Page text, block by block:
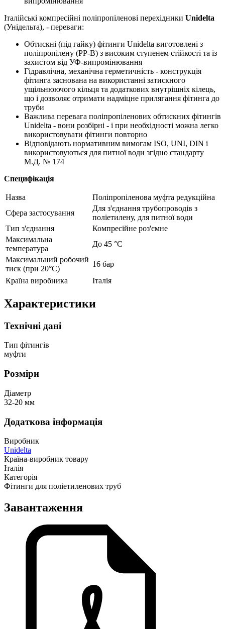
Італійські компресійні поліпропіленові перехідники Unidelta
(Унідельта), - переваги:
Обтискні (під гайку) фітинги Unidelta виготовлені з
поліпропілену (PP-B) з високим ступенем стійкості та із
захистом від УФ-випромінювання
Гідравлічна, механічна герметичність - конструкція
фітинга заснована на використанні затискного
ущільнюючого кільця та додаткових внутрішніх кілець,
що і дозволяє отримати надміцне прилягання фітинга до
труби
Важлива перевага поліпропіленових обтискних фітингів
Unidelta - вони розбірні - і при необхідності можна легко
використовувати фітинги повторно
Відповідають нормативним вимогам ISO, UNI, DIN і
використовуються для питної води згідно стандарту
М.Д. № 174
Специфікація
Назва
Поліпропіленова муфта редукційна
Сфера застосування
Для з'єднання трубопроводів з
поліетилену, для питної води
Тип з'єднання
Компресійне роз'ємне
Максимальна
температура
До 45 °С
Максимальний робочий
тиск (при 20°C)
16 бар
Країна виробника
Італія
Характеристики
Технічні дані
Тип фітингів
муфти
Розміри
Діаметр
32-20 мм
Додаткова інформація
Виробник
Unidelta
Країна-виробник товару
Італія
Категорія
Фітинги для поліетиленових труб
Завантаження